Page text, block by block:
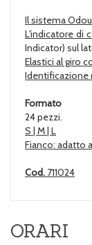
Il sistema
L'indicatore di
Indicator) sul
Elastici al giro
Identificazione
Formato
24 pezzi.
S | M | L
Fianco: adatto
Cod. 711024
ORARI